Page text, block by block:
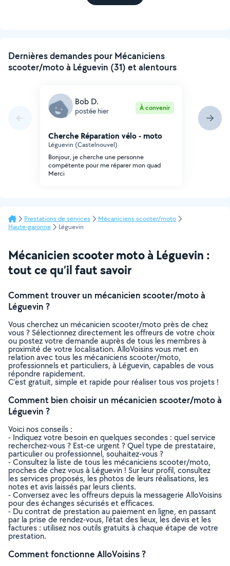
Dernières demandes pour Mécaniciens
scooter/moto à Léguevin (31) et alentours
Bob D.
postée hier À convenir
Cherche Réparation vélo - moto
Léguevin (Castelnouvel)
Bonjour, je cherche une personne
compétente pour me réparer mon quad
Merci
Prestations de services
Mécaniciens scooter/moto
Haute-garonne
Léguevin
Mécanicien scooter moto à Léguevin :
tout ce qu’il faut savoir
Comment trouver un mécanicien scooter/moto à
Léguevin ?
Vous cherchez un mécanicien scooter/moto près de chez
vous ? Sélectionnez directement les offreurs de votre choix
ou postez votre demande auprès de tous les membres à
proximité de votre localisation. AlloVoisins vous met en
relation avec tous les mécaniciens scooter/moto,
professionnels et particuliers, à Léguevin, capables de vous
répondre rapidement.
C’est gratuit, simple et rapide pour réaliser tous vos projets !
Comment bien choisir un mécanicien scooter/moto à
Léguevin ?
Voici nos conseils :
- Indiquez votre besoin en quelques secondes : quel service
recherchez-vous ? Est-ce urgent ? Quel type de prestataire,
particulier ou professionnel, souhaitez-vous ?
- Consultez la liste de tous les mécaniciens scooter/moto,
proches de chez vous à Léguevin ! Sur leur profil, consultez
les services proposés, les photos de leurs réalisations, les
notes et avis laissés par leurs clients.
- Conversez avec les offreurs depuis la messagerie AlloVoisins
pour des échanges sécurisés et efficaces.
- Du contrat de prestation au paiement en ligne, en passant
par la prise de rendez-vous, l’état des lieux, les devis et les
factures : utilisez nos outils gratuits à chaque étape de votre
prestation.
Comment fonctionne AlloVoisins ?